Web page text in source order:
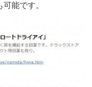
能です。